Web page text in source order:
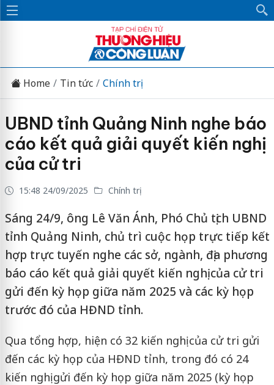
Home Tin tức Chính trị
UBND tỉnh Quảng Ninh nghe báo
cáo kết quả giải quyết kiến nghị
của cử tri
15:48 24/09/2025 Chính trị
Sáng 24/9, ông Lê Văn Ánh, Phó Chủ tịch UBND
tỉnh Quảng Ninh, chủ trì cuộc họp trực tiếp kết
hợp trực tuyến nghe các sở, ngành, địa phương
báo cáo kết quả giải quyết kiến nghị của cử tri
gửi đến kỳ họp giữa năm 2025 và các kỳ họp
trước đó của HĐND tỉnh.
Qua tổng hợp, hiện có 32 kiến nghị của cử tri gửi
đến các kỳ họp của HĐND tỉnh, trong đó có 24
kiến nghị gửi đến kỳ họp giữa năm 2025 (kỳ họp